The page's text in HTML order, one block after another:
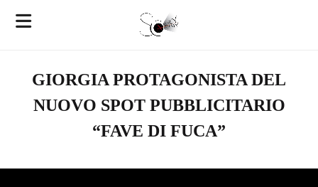
GIORGIA PROTAGONISTA DEL
NUOVO SPOT PUBBLICITARIO
“FAVE DI FUCA”